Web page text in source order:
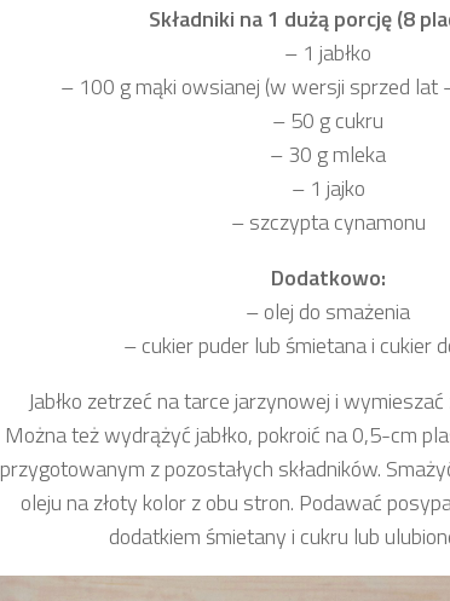
Składniki na 1 dużą porcję (8
– 1 jabłko
– 100 g mąki owsianej (w wersji sprzed lat
– 50 g cukru
– 30 g mleka
– 1 jajko
– szczypta cynamonu
Dodatkowo:
– olej do smażenia
– cukier puder lub śmietana i cukier
Jabłko zetrzeć na tarce jarzynowej i
Można też wydrążyć jabłko, pokroić na 0,5-cm
przygotowanym z pozostałych składników.
oleju na złoty kolor z obu stron. Podawać
dodatkiem śmietany i cukru lub